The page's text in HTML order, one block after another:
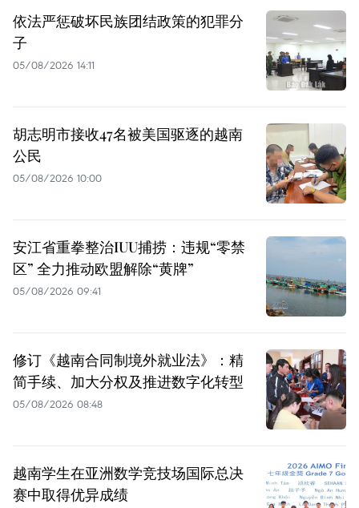
依法严惩破坏民族团结政策的犯罪分
子
05/08/2026 14:11
胡志明市接收47名被美国驱逐的越南
公民
05/08/2026 10:00
安江省重拳整治IUU捕捞：违规“零禁
区” 全力推动欧盟解除“黄牌”
05/08/2026 09:41
修订《越南合同制境外就业法》：精
简手续、加大分权及推进数字化转型
05/08/2026 08:48
越南学生在亚洲数学竞技场国际总决
赛中取得优异成绩